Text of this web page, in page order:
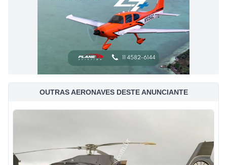
OUTRAS AERONAVES DESTE ANUNCIANTE